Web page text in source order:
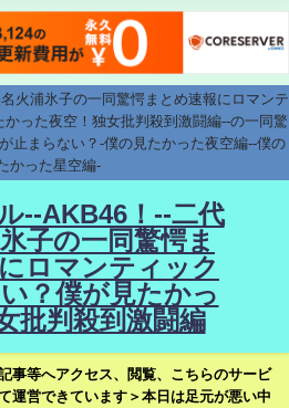
火浦氷子の一同驚愕まとめ速報にロマンテ
かった夜空！独女批判殺到激闘編--の一同驚
止まらない？-僕の見たかった夜空編--僕の
かった星空編-
--AKB46！--二代
子の一同驚愕ま
ロマンティック
？僕が見たかっ
批判殺到激闘編
事等へアクセス、閲覧、こちらのサービ
運営できています＞本日は足元が悪い中